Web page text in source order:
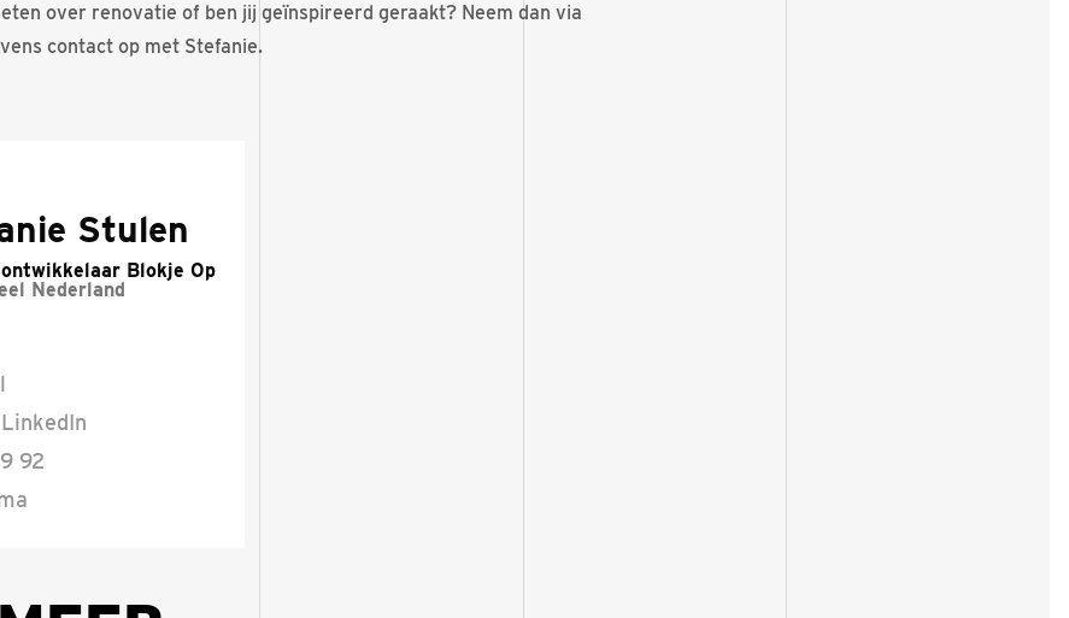
over renovatie of ben jij geïnspireerd geraakt? Neem dan via
contact op met Stefanie.
Stulen
Blokje Op
Nederland
92